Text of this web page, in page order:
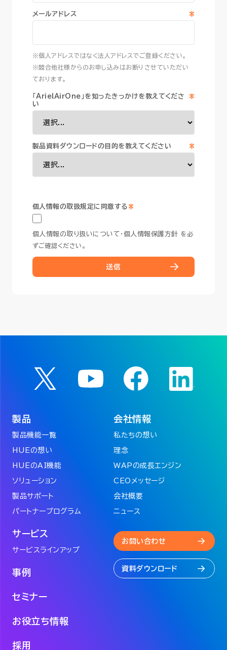
*
メールアドレス
※個人アドレスではなく法人アドレスでご登録ください。
※競合他社様からのお申し込みはお断りさせていただい
ております。
*
「ArielAirOne」を知ったきっかけを教えてくださ
い
*
製品資料ダウンロードの目的を教えてください
*
個人情報の取扱規定に同意する
個人情報の取り扱いについて ・ 個人情報保護方針 を必
ずご確認ください。
送信
製品
製品機能一覧
HUEの想い
HUEのAI機能
ソリューション
製品サポート
パートナープログラム
サービス
サービスラインアップ
事例
セミナー
お役立ち情報
採用
会社情報
私たちの想い
理念
WAPの成長エンジン
CEOメッセージ
会社概要
ニュース
お問い合わせ
資料ダウンロード